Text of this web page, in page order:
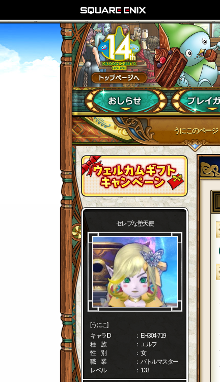
うにこのページ
セレブな堕天使
[うにこ]
キャラID
： EH304-719
種 族
： エルフ
性 別
： 女
職 業
： バトルマスター
レベル
： 133